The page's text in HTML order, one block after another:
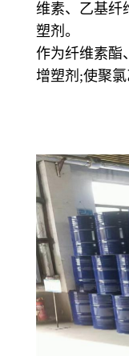
维素、乙基纤
塑剂。
作为纤维素酯
增塑剂;使聚